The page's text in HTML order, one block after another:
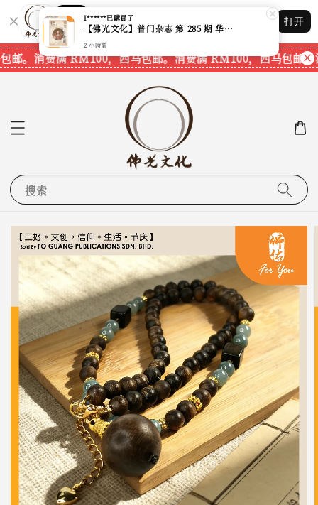
Shopping: 追踪您的订单
您信赖的商店
打开
邮。 消费满 RM100，西马包邮。消费满 RM100，西马包邮。
搜索
I******已購買了
【佛光文化】普门杂志 第 285 期 华严经普贤十大愿 成佛的十个殊胜法门【独家出版】【现货速发】
2 小時前